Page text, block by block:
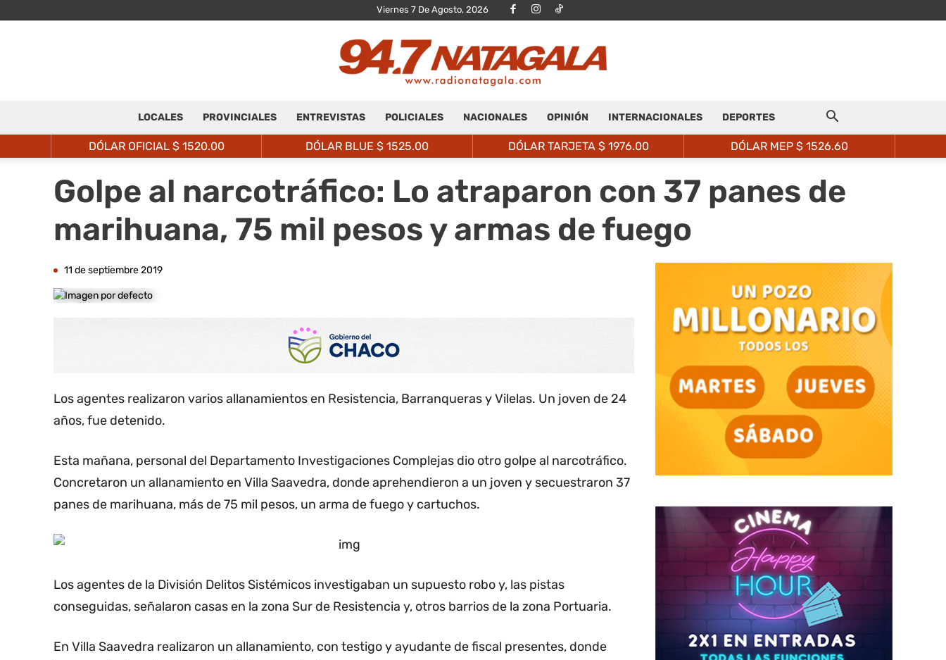
Viernes 7 De Agosto, 2026
Natagalá
LOCALES PROVINCIALES ENTREVISTAS POLICIALES NACIONALES OPINIÓN INTERNACIONALES DEPORTES
DÓLAR OFICIAL $ 1520.00 DÓLAR BLUE $ 1525.00 DÓLAR TARJETA $ 1976.00 DÓLAR MEP $ 1526.60
Golpe al narcotráfico: Lo atraparon con 37 panes de
marihuana, 75 mil pesos y armas de fuego
11 de septiembre 2019
Los agentes realizaron varios allanamientos en Resistencia, Barranqueras y Vilelas. Un joven de 24
años, fue detenido.
Esta mañana, personal del Departamento Investigaciones Complejas dio otro golpe al narcotráfico.
Concretaron un allanamiento en Villa Saavedra, donde aprehendieron a un joven y secuestraron 37
panes de marihuana, más de 75 mil pesos, un arma de fuego y cartuchos.
Los agentes de la División Delitos Sistémicos investigaban un supuesto robo y, las pistas
conseguidas, señalaron casas en la zona Sur de Resistencia y, otros barrios de la zona Portuaria.
En Villa Saavedra realizaron un allanamiento, con testigo y ayudante de fiscal presentes, donde